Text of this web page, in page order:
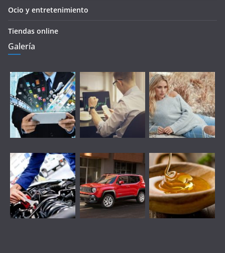
Ocio y entretenimiento
Tiendas online
Galería